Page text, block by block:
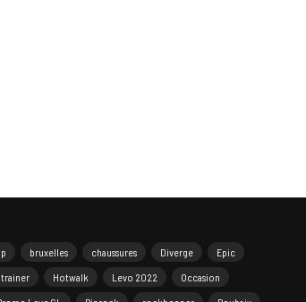
bruxelles chaussures Diverge
Epic
trainer Hotwalk Levo 2022
Occasion